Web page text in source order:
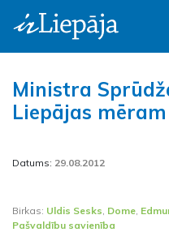
Ministra
Liepājas
Datums: 29.08.2012
Birkas: Uldis Sesks Dome
Pašvaldību savienība